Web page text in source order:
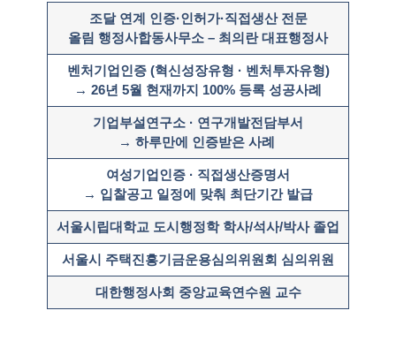
조달 연계 인증·인허가·직접생산 전문
올림 행정사합동사무소 – 최의란 대표행정사
벤처기업인증 (혁신성장유형 · 벤처투자유형)
→ 26년 5월 현재까지 100% 등록 성공사례
기업부설연구소 · 연구개발전담부서
→ 하루만에 인증받은 사례 ​
여성기업인증 · 직접생산증명서
→ 입찰공고 일정에 맞춰 최단기간 발급
서울시립대학교 도시행정학 학사/석사/박사 졸업
서울시 주택진흥기금운용심의위원회 심의위원
대한행정사회 중앙교육연수원 교수